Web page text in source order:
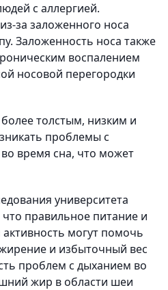
с аллергией.
за заложенного носа
Заложенность носа также
воспалением
носовой перегородки
толстым, низким и
проблемы с
время сна, что может
университета
правильное питание и
могут помочь
и избыточный вес
проблем с дыханием во
жир в области шеи